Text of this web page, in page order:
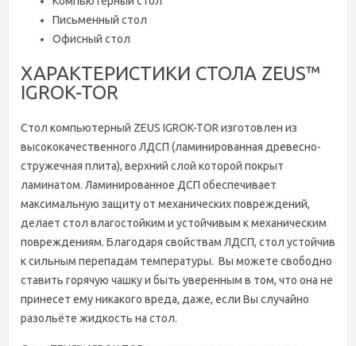
Письменный стол
Офисный стол
ХАРАКТЕРИСТИКИ СТОЛА ZEUS™
IGROK-TOR
Стол компьютерный ZEUS IGROK-TOR изготовлен из
высококачественного ЛДСП (ламинированная древесно-
стружечная плита), верхний слой которой покрыт
ламинатом. Ламинированное ДСП обеспечивает
максимальную защиту от механических повреждений,
делает стол влагостойким и устойчивым к механическим
повреждениям. Благодаря свойствам ЛДСП, стол устойчив
к сильным перепадам температуры. Вы можете свободно
ставить горячую чашку и быть уверенным в том, что она не
принесет ему никакого вреда, даже, если Вы случайно
разольёте жидкость на стол.